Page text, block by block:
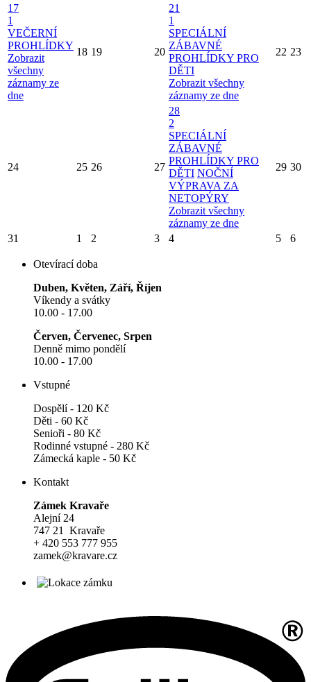
17
1
VEČERNÍ
PROHLÍDKY
Zobrazit
všechny
záznamy ze
dne
18 19 20
21
1
SPECIÁLNÍ
ZÁBAVNÉ
PROHLÍDKY PRO
DĚTI
Zobrazit všechny
záznamy ze dne
22 23
24 25 26 27
28
2
SPECIÁLNÍ
ZÁBAVNÉ
PROHLÍDKY PRO
DĚTI NOČNÍ
VÝPRAVA ZA
NETOPÝRY
Zobrazit všechny
záznamy ze dne
29 30
31 1 2 3 4 5 6
Otevírací doba
Duben, Květen, Září, Říjen
Víkendy a svátky
10.00 - 17.00
Červen, Červenec, Srpen
Denně mimo pondělí
10.00 - 17.00
Vstupné
Dospělí - 120 Kč
Děti - 60 Kč
Senioři - 80 Kč
Rodinné vstupné - 280 Kč
Zámecká kaple - 50 Kč
Kontakt
Zámek Kravaře
Alejní 24
747 21 Kravaře
+ 420 553 777 955
zamek@kravare.cz